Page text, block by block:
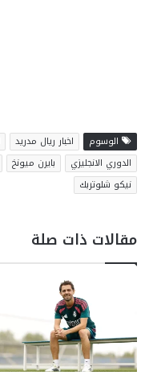
الوسوم اخبار ريال مدريد
الدوري الانجليزي
بايرن ميونخ
نيكو شلوتربك
مقالات ذات صلة